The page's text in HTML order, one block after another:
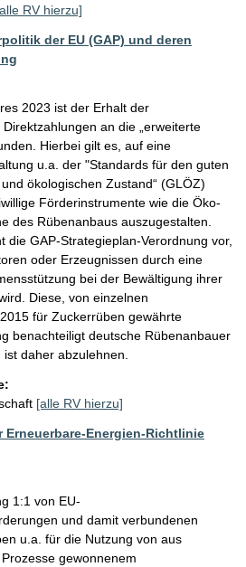
RV hierzu]
der EU (GAP) und deren
2023 ist der Erhalt der
an die „erweiterte
Hierbei gilt es, auf eine
u.a. der "Standards für den guten
ökologischen Zustand“ (GLÖZ)
Förderinstrumente wie die Öko-
des Rübenanbaus auszugestalten.
die GAP-Strategieplan-Verordnung vor,
oder Erzeugnissen durch eine
bei der Bewältigung ihrer
Diese, von einzelnen
für Zuckerrüben gewährte
benachteiligt deutsche Rübenanbauer
daher abzulehnen.
[alle RV hierzu]
Erneuerbare-Energien-Richtlinie
1:1 von EU-
und damit verbundenen
u.a. für die Nutzung von aus
gewonnenem